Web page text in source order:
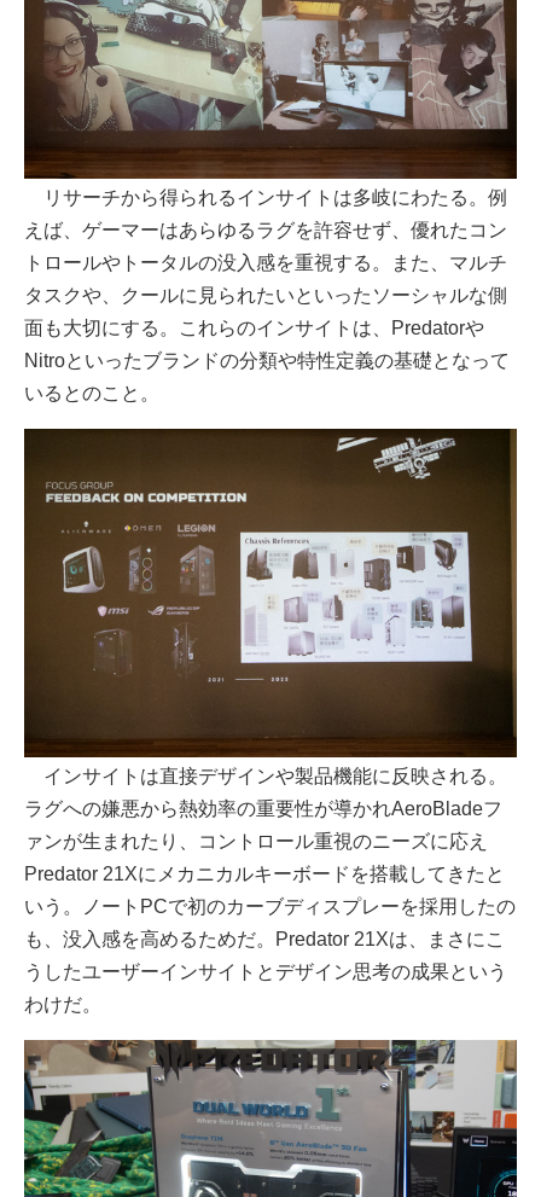
リサーチから得られるインサイトは多岐にわたる。例
えば、ゲーマーはあらゆるラグを許容せず、優れたコン
トロールやトータルの没入感を重視する。また、マルチ
タスクや、クールに見られたいといったソーシャルな側
面も大切にする。これらのインサイトは、Predatorや
Nitroといったブランドの分類や特性定義の基礎となって
いるとのこと。
インサイトは直接デザインや製品機能に反映される。
ラグへの嫌悪から熱効率の重要性が導かれAeroBladeフ
ァンが生まれたり、コントロール重視のニーズに応え
Predator 21Xにメカニカルキーボードを搭載してきたと
いう。ノートPCで初のカーブディスプレーを採用したの
も、没入感を高めるためだ。Predator 21Xは、まさにこ
うしたユーザーインサイトとデザイン思考の成果という
わけだ。